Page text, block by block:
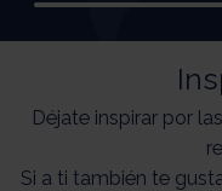
Déjate inspirar por
Si a ti también te